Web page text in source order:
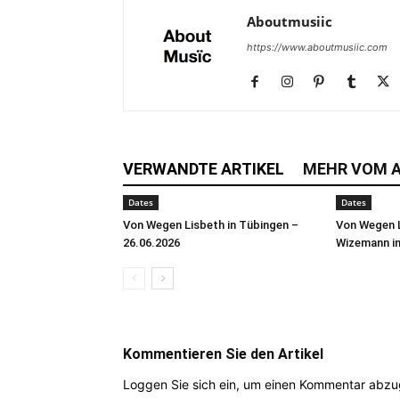
Aboutmusiic
https://www.aboutmusiic.com
VERWANDTE ARTIKEL MEHR VOM
Dates
Von Wegen Lisbeth in Tübingen –
26.06.2026
Dates
Von Wegen
Wizemann
Kommentieren Sie den Artikel
Loggen Sie sich ein, um einen Kommentar